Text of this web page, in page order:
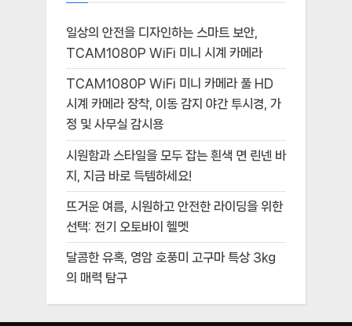
일상의 안전을 디자인하는 스마트 보안,
TCAM1080P WiFi 미니 시계 카메라
TCAM1080P WiFi 미니 카메라 풀 HD
시계 카메라 장착, 이동 감지 야간 투시경, 가
정 및 사무실 감시용
시원함과 스타일을 모두 잡는 흰색 면 린넨 바
지, 지금 바로 득템하세요!
뜨거운 여름, 시원하고 안전한 라이딩을 위한
선택: 전기 오토바이 헬멧
달콤한 유혹, 영암 호풍미 고구마 특상 3kg
의 매력 탐구